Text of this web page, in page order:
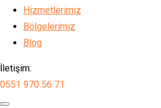
Hizmetlerimiz
Bölgelerimiz
Blog
İletişim:
0551 970 56 71